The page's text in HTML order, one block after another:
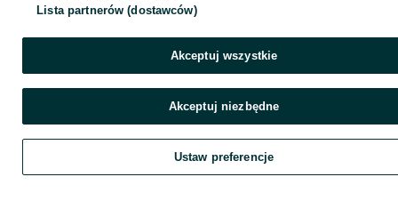
Lista partnerów (dostawców)
Akceptuj wszystkie
Akceptuj niezbędne
Ustaw preferencje